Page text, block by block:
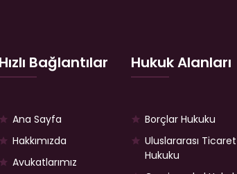
Hızlı Bağlantılar
Ana Sayfa
Hakkımızda
Avukatlarımız
Hukuk Alanları
Borçlar Hukuku
Uluslararası Ticaret
Hukuku